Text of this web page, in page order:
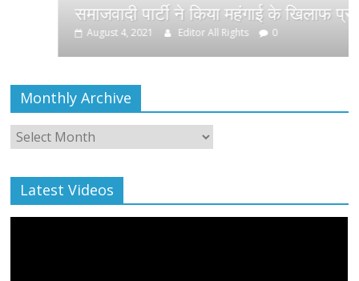
समाजवादी पार्टी ने किया महंगाई के खिलाफ प्रदर्शन
August 4, 2021 Editor All Rights 0
Monthly Archive
Monthly
Archive
Latest Videos